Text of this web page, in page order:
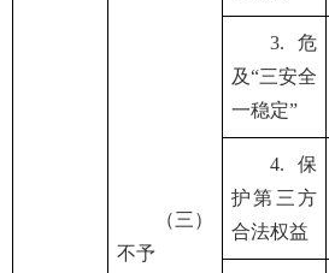
（三）
不予
3.危
及“三安全
一稳定”
4.保
护第三方
合法权益